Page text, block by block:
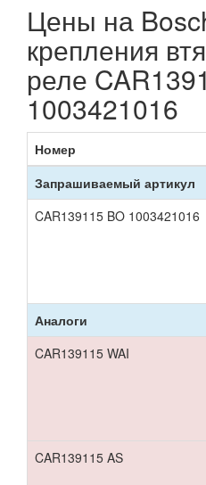
Цены на
крепления
реле
1003421016
Номер
Запрашиваемый артикул
CAR139115 BO 1003421016
Аналоги
CAR139115 WAI
CAR139115 AS